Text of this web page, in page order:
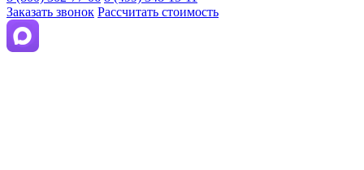
Заказать звонок Рассчитать стоимость